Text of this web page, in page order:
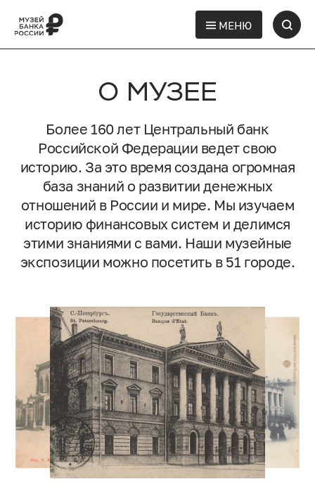
МЕНЮ
О МУЗЕЕ
Более 160 лет Центральный банк
Российской Федерации ведет свою
историю. За это время создана огромная
база знаний о развитии денежных
отношений в России и мире. Мы изучаем
историю финансовых систем и делимся
этими знаниями с вами. Наши музейные
экспозиции можно посетить в 51 городе.